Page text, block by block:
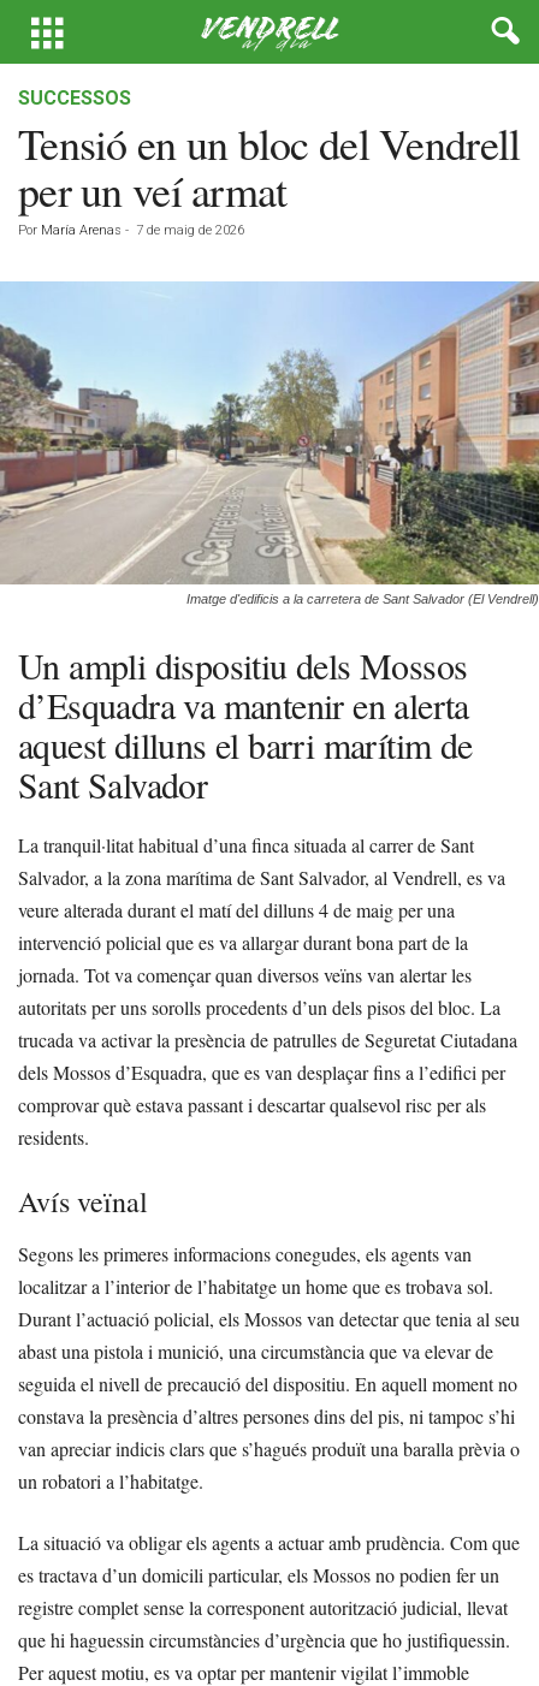
SUCCESSOS
Tensió en un bloc del Vendrell
per un veí armat
Por María Arenas - 7 de maig de 2026
Imatge d'edificis a la carretera de Sant Salvador (El Vendrell)
Un ampli dispositiu dels Mossos
d’Esquadra va mantenir en alerta
aquest dilluns el barri marítim de
Sant Salvador
La tranquil·litat habitual d’una finca situada al carrer de Sant
Salvador, a la zona marítima de Sant Salvador, al Vendrell, es va
veure alterada durant el matí del dilluns 4 de maig per una
intervenció policial que es va allargar durant bona part de la
jornada. Tot va començar quan diversos veïns van alertar les
autoritats per uns sorolls procedents d’un dels pisos del bloc. La
trucada va activar la presència de patrulles de Seguretat Ciutadana
dels Mossos d’Esquadra, que es van desplaçar fins a l’edifici per
comprovar què estava passant i descartar qualsevol risc per als
residents.
Avís veïnal
Segons les primeres informacions conegudes, els agents van
localitzar a l’interior de l’habitatge un home que es trobava sol.
Durant l’actuació policial, els Mossos van detectar que tenia al seu
abast una pistola i munició, una circumstància que va elevar de
seguida el nivell de precaució del dispositiu. En aquell moment no
constava la presència d’altres persones dins del pis, ni tampoc s’hi
van apreciar indicis clars que s’hagués produït una baralla prèvia o
un robatori a l’habitatge.
La situació va obligar els agents a actuar amb prudència. Com que
es tractava d’un domicili particular, els Mossos no podien fer un
registre complet sense la corresponent autorització judicial, llevat
que hi haguessin circumstàncies d’urgència que ho justifiquessin.
Per aquest motiu, es va optar per mantenir vigilat l’immoble